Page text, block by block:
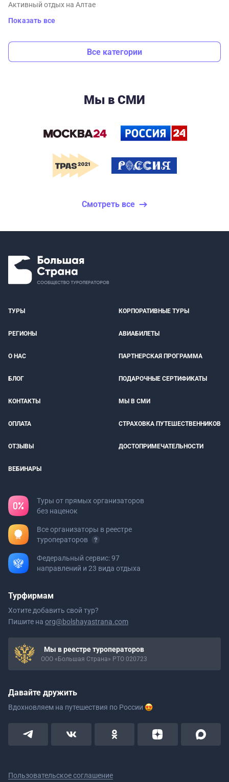
Активный отдых на Алтае
Показать все
Все категории
Мы в СМИ
Смотреть все
ТУРЫ КОРПОРАТИВНЫЕ ТУРЫ
РЕГИОНЫ АВИАБИЛЕТЫ
О НАС ПАРТНЕРСКАЯ ПРОГРАММА
БЛОГ ПОДАРОЧНЫЕ СЕРТИФИКАТЫ
КОНТАКТЫ МЫ В СМИ
ОПЛАТА СТРАХОВКА ПУТЕШЕСТВЕННИКОВ
ОТЗЫВЫ ДОСТОПРИМЕЧАТЕЛЬНОСТИ
ВЕБИНАРЫ
Туры от прямых организаторов
без наценок
Все организаторы в реестре
туроператоров
Федеральный сервис: 97
направлений и 23 вида отдыха
Турфирмам
Хотите добавить свой тур?
Пишите на org@bolshayastrana.com
Мы в реестре туроператоров
ООО «Большая Страна» РТО 020723
Давайте дружить
Вдохновляем на путешествия по России
Пользовательское соглашение